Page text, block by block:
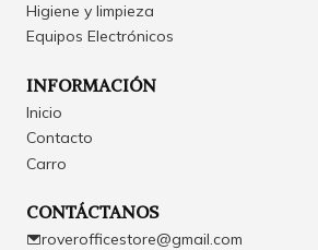
Higiene y limpieza
Equipos Electrónicos
INFORMACIÓN
Inicio
Contacto
Carro
CONTÁCTANOS
roverofficestore@gmail.com